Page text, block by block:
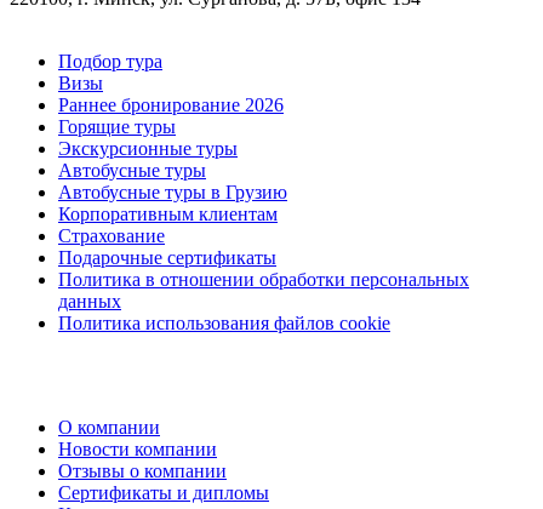
Подбор тура
Визы
Раннее бронирование 2026
Горящие туры
Экскурсионные туры
Автобусные туры
Автобусные туры в Грузию
Корпоративным клиентам
Страхование
Подарочные сертификаты
Политика в отношении обработки персональных
данных
Политика использования файлов cookie
О компании
Новости компании
Отзывы о компании
Сертификаты и дипломы